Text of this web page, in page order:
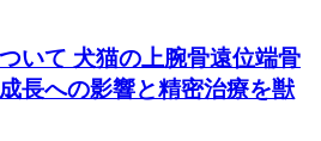
いて 犬猫の上腕骨遠位端骨
長への影響と精密治療を獣